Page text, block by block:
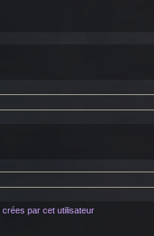
crées par cet utilisateur